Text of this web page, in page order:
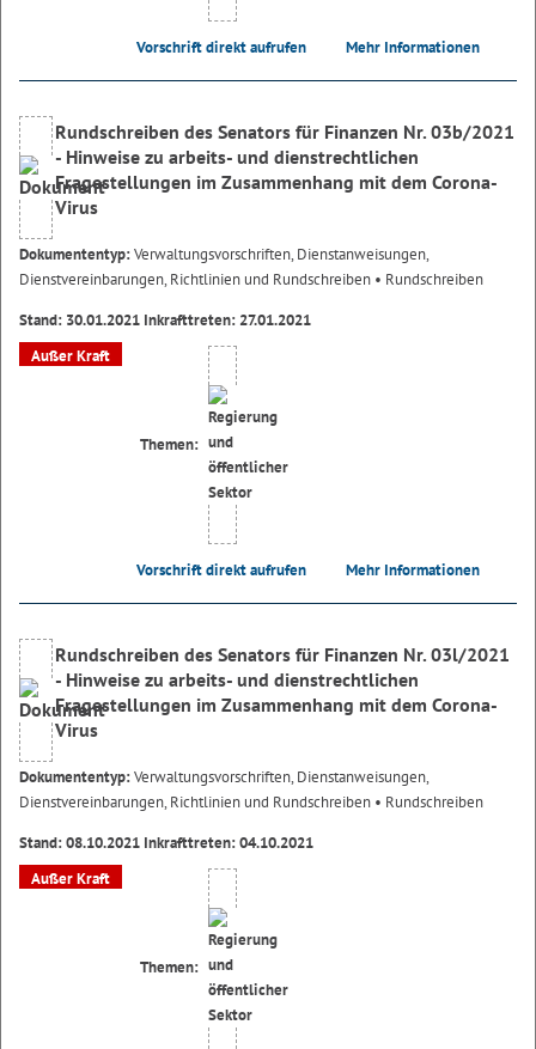
Vorschrift direkt aufrufen Mehr Informationen
Rundschreiben des Senators für Finanzen Nr. 03b/2021
- Hinweise zu arbeits- und dienstrechtlichen
Fragestellungen im Zusammenhang mit dem Corona-
Virus
Dokumententyp:Verwaltungsvorschriften, Dienstanweisungen,
Dienstvereinbarungen, Richtlinien und Rundschreiben • Rundschreiben
Stand: 30.01.2021 Inkrafttreten: 27.01.2021
Außer Kraft
Themen:
Vorschrift direkt aufrufen Mehr Informationen
Rundschreiben des Senators für Finanzen Nr. 03l/2021
- Hinweise zu arbeits- und dienstrechtlichen
Fragestellungen im Zusammenhang mit dem Corona-
Virus
Dokumententyp:Verwaltungsvorschriften, Dienstanweisungen,
Dienstvereinbarungen, Richtlinien und Rundschreiben • Rundschreiben
Stand: 08.10.2021 Inkrafttreten: 04.10.2021
Außer Kraft
Themen: